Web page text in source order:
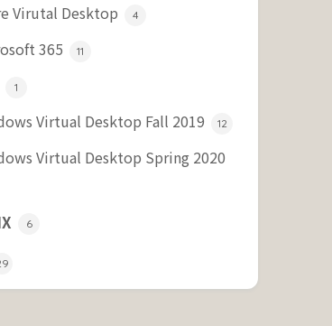
Virutal Desktop 4
365 11
1
Virtual Desktop Fall 2019 12
Virtual Desktop Spring 2020
6